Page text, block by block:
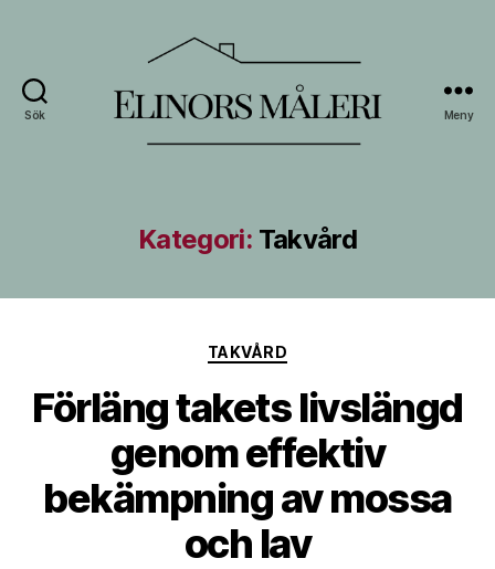
Sök Meny
Kategori: Takvård
Kategorier
TAKVÅRD
Förläng takets livslängd
genom effektiv
bekämpning av mossa
och lav